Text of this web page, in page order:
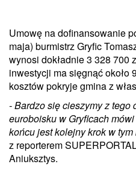
Umowę na dofinansowanie
maja) burmistrz Gryfic
wynosi dokładnie 3 328 700
inwestycji ma sięgnąć około
kosztów pokryje gmina z
- Bardzo się cieszymy z tego
euroboisku w Gryficach
końcu jest kolejny krok w
z reporterem
Aniuksztys.